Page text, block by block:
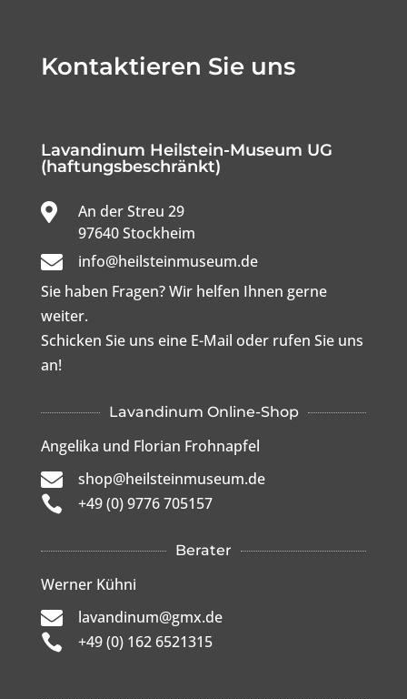
Kontaktieren Sie uns
Lavandinum Heilstein-Museum UG
(haftungsbeschränkt)
 An der Streu 29
97640 Stockheim

info@heilsteinmuseum.de
Sie haben Fragen? Wir helfen Ihnen gerne
weiter.
Schicken Sie uns eine E-Mail oder rufen Sie uns
an!
Lavandinum Online-Shop
Angelika und Florian Frohnapfel
 shop@heilsteinmuseum.de
 +49 (0) 9776 705157
Berater
Werner Kühni
 lavandinum@gmx.de
 +49 (0) 162 6521315